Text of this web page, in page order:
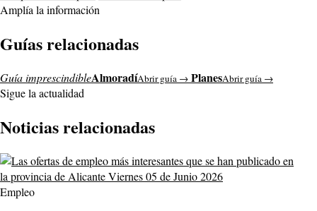
Amplía la información
Guías relacionadas
Guía imprescindibleAlmoradíAbrir guía → PlanesAbrir guía →
Sigue la actualidad
Noticias relacionadas
Empleo